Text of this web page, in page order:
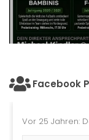
Facebook
Vor 25 Jahren: